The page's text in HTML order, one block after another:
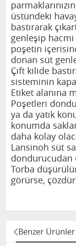
üstündeki
bastırarak
genleşip hacmi
poşetin
donan süt
Çift kilide
sisteminin
Etiket alanına
Poşetleri
ya da yatık
konumda
daha kolay
Lansinoh süt
dondurucudan
Torba
görürse,
Benzer Ürünler